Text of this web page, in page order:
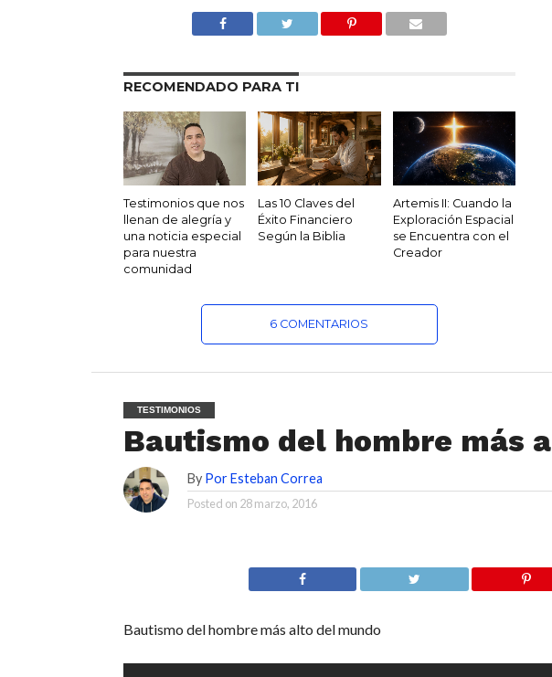
RECOMENDADO PARA TI
Testimonios que nos
llenan de alegría y
una noticia especial
para nuestra
comunidad
Las 10 Claves del
Éxito Financiero
Según la Biblia
Artemis II: Cuando la
Exploración Espacial
se Encuentra con el
Creador
6 COMENTARIOS
TESTIMONIOS
Bautismo del hombre más
By Por Esteban Correa
Posted on 28 marzo, 2016
Bautismo del hombre más alto del mundo